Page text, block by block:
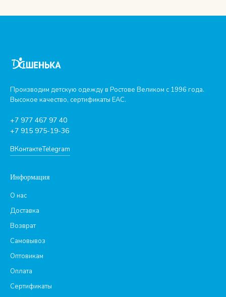
Производим детскую одежду в Ростове Великом с 1996 года.
Высокое качество, сертификаты ЕАС.
+7 977 467 97 40
+7 915 975-19-36
ВКонтактеTelegram
Информация
О нас
Доставка
Возврат
Самовывоз
Оптовикам
Оплата
Сертификаты